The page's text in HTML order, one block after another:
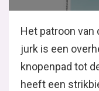
Het patroon van
jurk is een
knopenpad tot
heeft een